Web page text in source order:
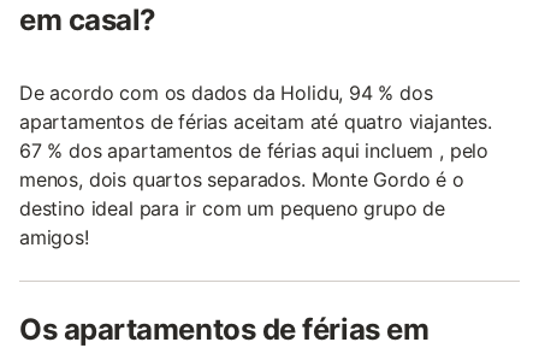
em casal?
De acordo com os dados da Holidu, 94 % dos
apartamentos de férias aceitam até quatro viajantes.
67 % dos apartamentos de férias aqui incluem , pelo
menos, dois quartos separados. Monte Gordo é o
destino ideal para ir com um pequeno grupo de
amigos!
Os apartamentos de férias em